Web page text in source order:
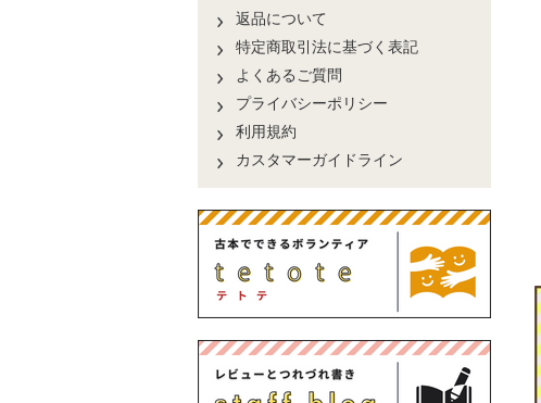
返品について
特定商取引法に基づく表記
よくあるご質問
プライバシーポリシー
利用規約
カスタマーガイドライン